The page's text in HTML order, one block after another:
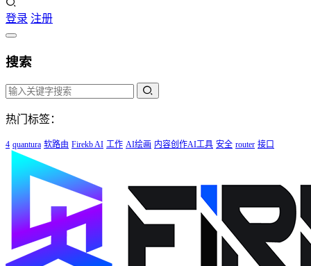
登录 注册
搜索
热门标签：
4 quantura 软路由 Firekb AI 工作 AI绘画 内容创作AI工具 安全 router 接口